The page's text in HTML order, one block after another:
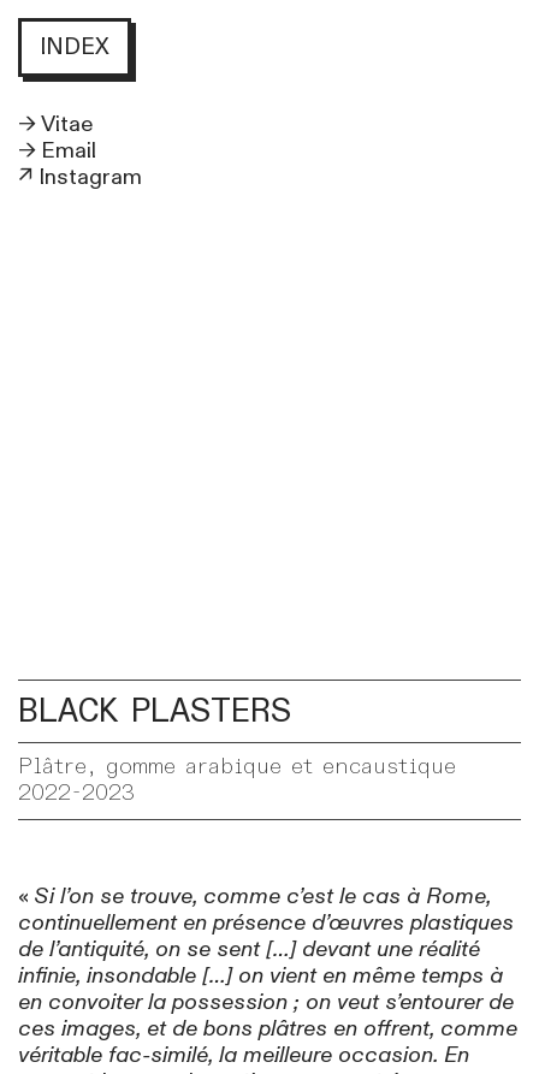
INDEX
→ Vitae
→ Email
↗ Instagram
BLACK PLASTERS
Plâtre, gomme arabique et encaustique
2022-2023
« Si l’on se trouve, comme c’est le cas à Rome,
continuellement en présence d’œuvres plastiques
de l’antiquité, on se sent […] devant une réalité
infinie, insondable […] on vient en même temps à
en convoiter la possession ; on veut s’entourer de
ces images, et de bons plâtres en offrent, comme
véritable fac-similé, la meilleure occasion. En